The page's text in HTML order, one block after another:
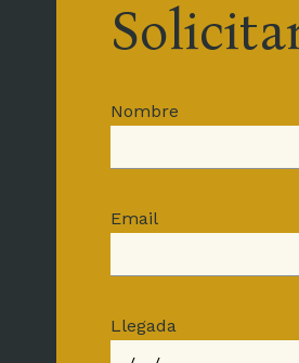
Nombre
Email
Llegada
+39 0744 202711
| Tel +39 0744 202711 | Fax +39